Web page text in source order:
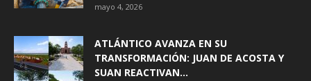
mayo 4, 2026
ATLÁNTICO AVANZA EN SU
TRANSFORMACIÓN: JUAN DE ACOSTA Y
SUAN REACTIVAN...